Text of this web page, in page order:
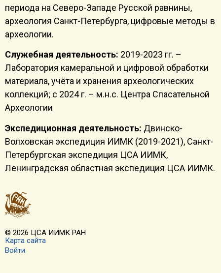
периода на Северо-Западе Русской равнины,
археология Санкт-Петербурга, цифровые методы в
археологии.
Служебная деятельность: 2019-2023 гг. –
Лаборатория камеральной и цифровой обработки
материала, учёта и хранения археологических
коллекций; с 2024 г. – м.н.с. Центра Спасательной
Археологии
Экспедиционная деятельность: Двинско-
Волховская экспедиция ИИМК (2019-2021), Санкт-
Петербургская экспедиция ЦСА ИИМК,
Ленинградская областная экспедиция ЦСА ИИМК.
© 2026 ЦСА ИИМК РАН
Карта сайта
Войти